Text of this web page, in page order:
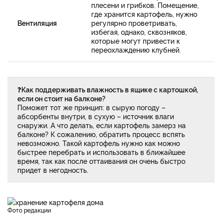
Вентиляция
плесени и грибков. Помещение,
где хранится картофель, нужно
регулярно проветривать,
избегая, однако, сквозняков,
которые могут привести к
переохлаждению клубней.
❓Как поддерживать влажность в ящике с картошкой,
если он стоит на балконе?
Поможет тот же принцип: в сырую погоду –
абсорбенты внутри, в сухую – источник влаги
снаружи. А что делать, если картофель замерз на
балконе? К сожалению, обратить процесс вспять
невозможно. Такой картофель нужно как можно
быстрее перебрать и использовать в ближайшее
время, так как после оттаивания он очень быстро
придет в негодность.
фото редакции